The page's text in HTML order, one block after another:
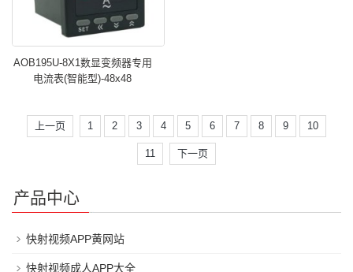
AOB195U-8X1数显变频器专用
电流表(智能型)-48x48
上一页 1 2 3 4 5 6 7 8 9 10
11 下一页
产品中心
快射视频APP黄网站
快射视频成人APP大全